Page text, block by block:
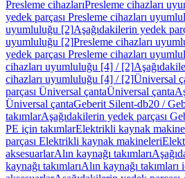
Presleme cihazlarıPresleme cihazları
yedek parçası Presleme cihazları
uyumluluğu [2]Aşağıdakilerin yedek
uyumluluğu [2]Presleme cihazları
yedek parçası Presleme cihazları
cihazları uyumluluğu [4] / [2]
cihazları uyumluluğu [4] / [2]Üniversal
parçası Üniversal çantaÜniversal çanta
Üniversal çantaGeberit Silent-db20 /
takımlarAşağıdakilerin yedek parçası
PE için takımlarElektrikli kaynak
parçası Elektrikli kaynak makineleri
aksesuarlarAlın kaynağı takımları
kaynağı takımlarıAlın kaynağı takımları